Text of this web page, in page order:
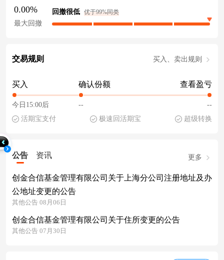
0.00%
最大回撤
回撤很低 优于99%同类
交易规则 买入、卖出规则
买入
今日15:00后
确认份额
--
查看盈亏
--
活期宝支付
极速回活期宝 超级转换
公告 资讯 更多
创金合信基金管理有限公司关于上海分公司注册地址及办
公地址变更的公告
其他公告 08月06日
创金合信基金管理有限公司关于住所变更的公告
其他公告 07月30日